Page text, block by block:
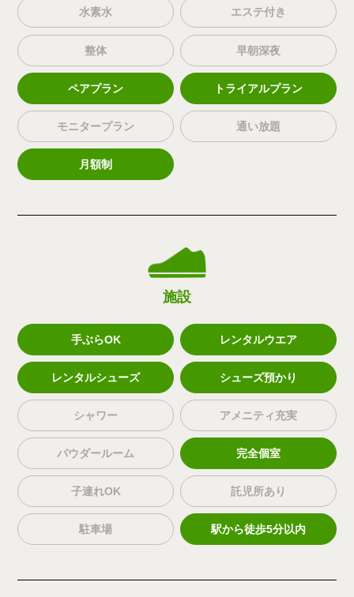
水素水 エステ付き
整体 早朝深夜
ペアプラン トライアルプラン
モニタープラン 通い放題
月額制
施設
手ぶらOK レンタルウエア
レンタルシューズ シューズ預かり
シャワー アメニティ充実
パウダールーム 完全個室
子連れOK 託児所あり
駐車場 駅から徒歩5分以内